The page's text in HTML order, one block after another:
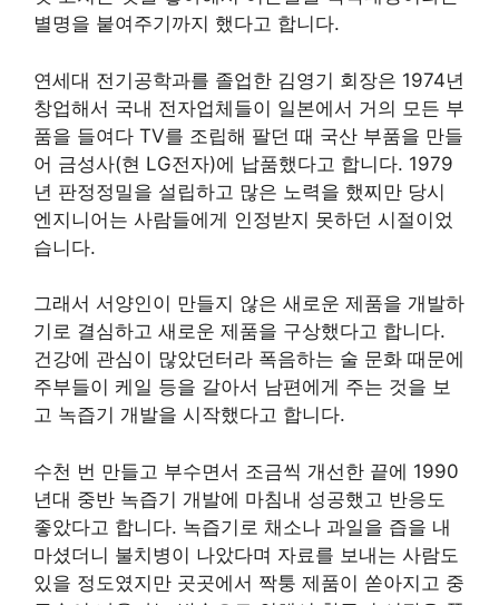
별명을 붙여주기까지 했다고 합니다.
연세대 전기공학과를 졸업한 김영기 회장은 1974년
창업해서 국내 전자업체들이 일본에서 거의 모든 부
품을 들여다 TV를 조립해 팔던 때 국산 부품을 만들
어 금성사(현 LG전자)에 납품했다고 합니다. 1979
년 판정정밀을 설립하고 많은 노력을 했찌만 당시
엔지니어는 사람들에게 인정받지 못하던 시절이었
습니다.
그래서 서양인이 만들지 않은 새로운 제품을 개발하
기로 결심하고 새로운 제품을 구상했다고 합니다.
건강에 관심이 많았던터라 폭음하는 술 문화 때문에
주부들이 케일 등을 갈아서 남편에게 주는 것을 보
고 녹즙기 개발을 시작했다고 합니다.
수천 번 만들고 부수면서 조금씩 개선한 끝에 1990
년대 중반 녹즙기 개발에 마침내 성공했고 반응도
좋았다고 합니다. 녹즙기로 채소나 과일을 즙을 내
마셨더니 불치병이 나았다며 자료를 보내는 사람도
있을 정도였지만 곳곳에서 짝퉁 제품이 쏟아지고 중